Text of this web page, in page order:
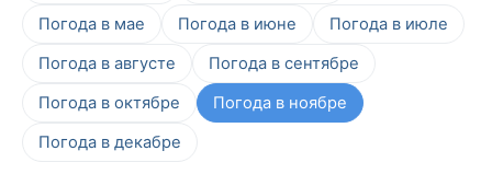
Погода в мае
Погода в июне
Погода в июле
Погода в августе
Погода в сентябре
Погода в октябре
Погода в ноябре
Погода в декабре